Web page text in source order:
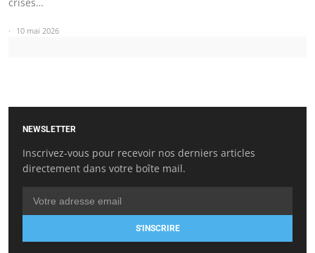
10 mai 2026
NEWSLETTER
Inscrivez-vous pour recevoir nos derniers articles
directement dans votre boîte mail.
S'INSCRIRE